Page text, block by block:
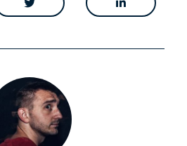
 